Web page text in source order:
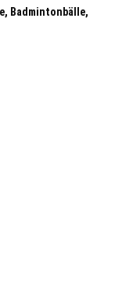
Badmintonbälle,